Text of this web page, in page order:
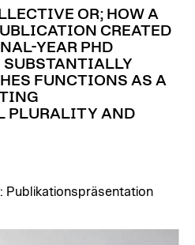
OR; HOW A
CREATED
YEAR PHD
FUNCTIONS AS A
PLURALITY AND
Publikationspräsentation